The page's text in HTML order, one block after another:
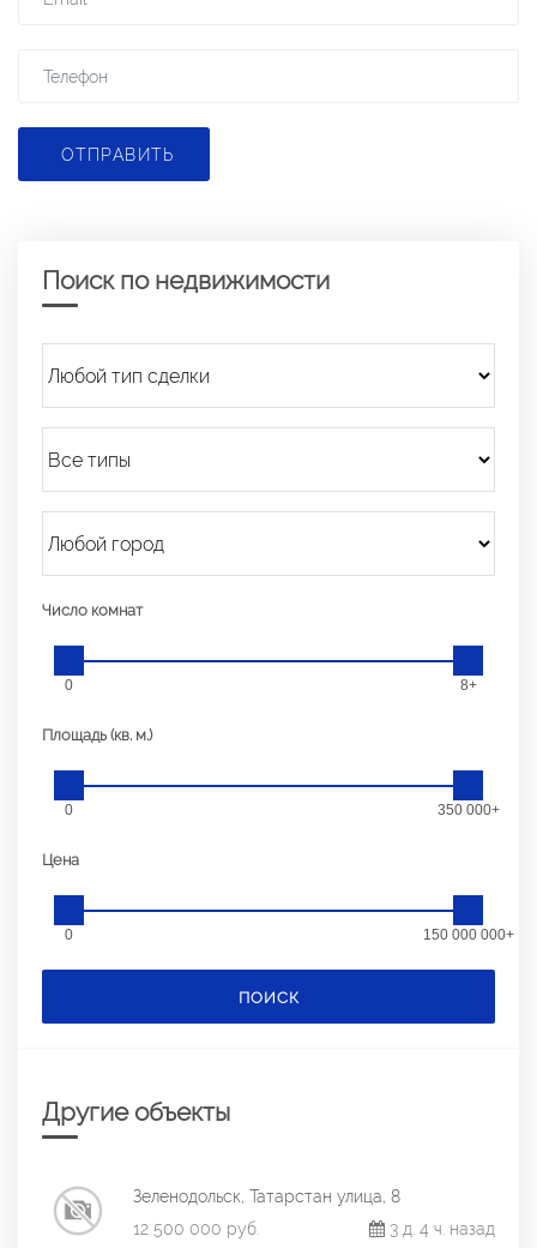
ОТПРАВИТЬ
Поиск по недвижимости
Число комнат
0 8+
Площадь (кв. м.)
0 350 000+
Цена
0 150 000 000+
ПОИСК
Другие объекты
Зеленодольск, Татарстан улица, 8
12 500 000 руб.
3 д. 4 ч. назад